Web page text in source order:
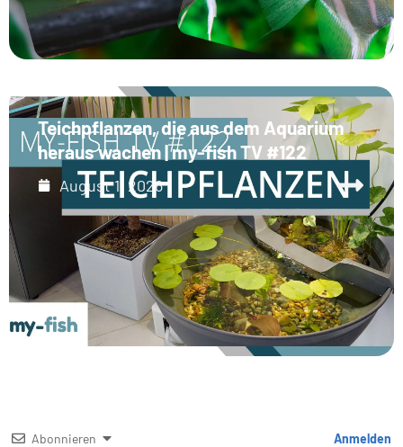
Teichpflanzen, die aus dem Aquarium
heraus wachen | my-fish TV #122
August 1, 2026
Abonnieren Anmelden